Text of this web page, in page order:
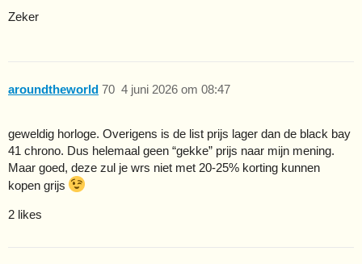
Zeker
aroundtheworld 4 juni 2026 om 08:47
70
geweldig horloge. Overigens is de list prijs lager dan de black bay
41 chrono. Dus helemaal geen “gekke” prijs naar mijn mening.
Maar goed, deze zul je wrs niet met 20-25% korting kunnen
kopen grijs
2 likes